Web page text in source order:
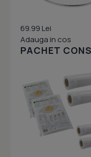
69.99 Lei
Adauga in cos
PACHET